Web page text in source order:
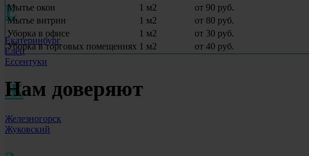
Е
Екатеринбург
Елец
Ессентуки
Ж
Железногорск
Жуковский
Мытье окон
1 м2
от 90 руб.
Мытье витрин
1 м2
от 80 руб.
Уборка в офисе
1 м2
от 30 руб.
Уборка в торговых помещениях 1 м2 от 40 руб.
Нам доверяют